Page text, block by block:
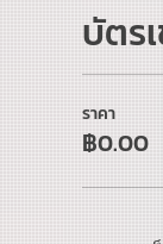
บัตร
ราคา
฿0.00